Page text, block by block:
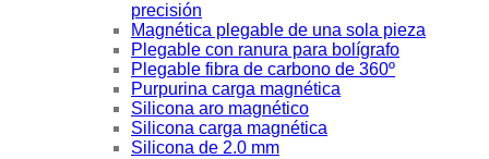
precisión
Magnética plegable de una sola pieza
Plegable con ranura para bolígrafo
Plegable fibra de carbono de 360º
Purpurina carga magnética
Silicona aro magnético
Silicona carga magnética
Silicona de 2.0 mm